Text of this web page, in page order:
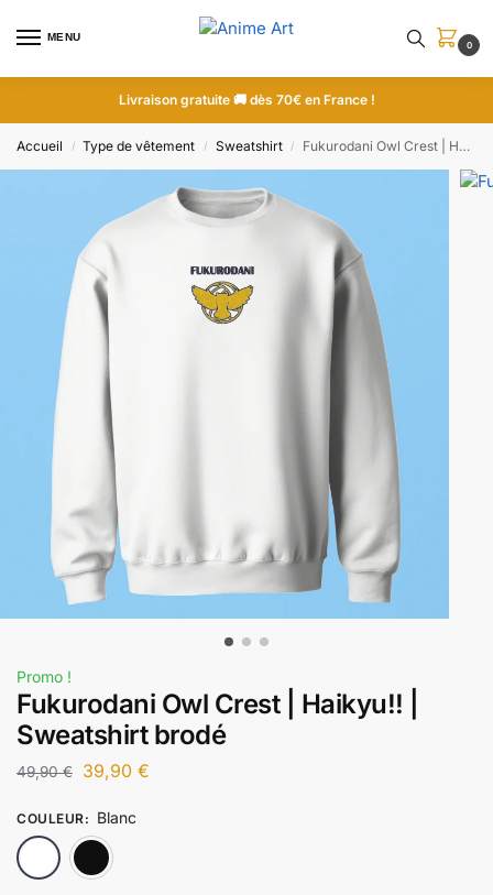
MENU
0
Livraison gratuite 🚚 dès 70€ en France !
Accueil / Type de vêtement / Sweatshirt / Fukurodani Owl Crest | Haikyu!! | Sweatshirt brodé
Promo !
Fukurodani Owl Crest | Haikyu!! |
Sweatshirt brodé
49,90€ 39,90 €
COULEUR: Blanc